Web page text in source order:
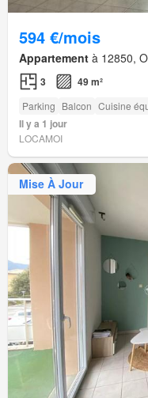
594 €/mois
Appartement à 12850,
3 49 m²
Parking Balcon Cuisine
Il y a 1 jour
LOCAMOI
Mise À Jour